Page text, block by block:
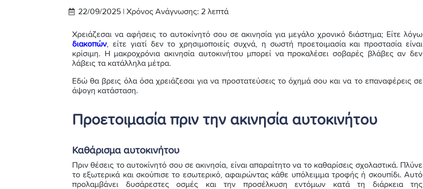
22/09/2025 | Χρόνος Ανάγνωσης: 2 λεπτά
Χρειάζεσαι να αφήσεις το αυτοκίνητό σου σε ακινησία για μεγάλο χρονικό διάστημα; Είτε λόγω
διακοπών , είτε γιατί δεν το χρησιμοποιείς συχνά, η σωστή προετοιμασία και προστασία είναι
κρίσιμη. Η μακροχρόνια ακινησία αυτοκινήτου μπορεί να προκαλέσει σοβαρές βλάβες αν δεν
λάβεις τα κατάλληλα μέτρα.
Εδώ θα βρεις όλα όσα χρειάζεσαι για να προστατεύσεις το όχημά σου και να το επαναφέρεις σε
άψογη κατάσταση.
Προετοιμασία πριν την ακινησία αυτοκινήτου
Καθάρισμα αυτοκινήτου
Πριν θέσεις το αυτοκίνητό σου σε ακινησία, είναι απαραίτητο να το καθαρίσεις σχολαστικά. Πλύνε
το εξωτερικά και σκούπισε το εσωτερικό, αφαιρώντας κάθε υπόλειμμα τροφής ή σκουπίδι. Αυτό
προλαμβάνει δυσάρεστες οσμές και την προσέλκυση εντόμων κατά τη διάρκεια της